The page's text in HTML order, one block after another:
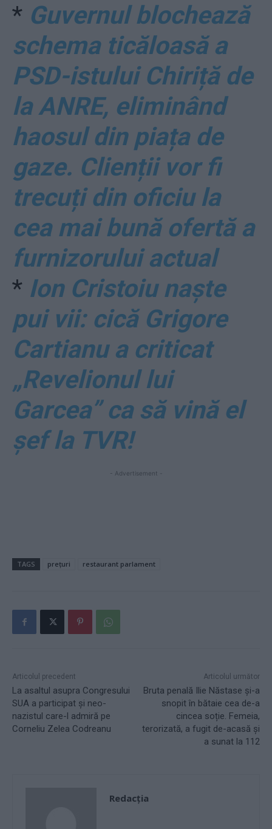
* Guvernul blochează
schema ticăloasă a
PSD-istului Chiriță de
la ANRE, eliminând
haosul din piața de
gaze. Clienții vor fi
trecuți din oficiu la
cea mai bună ofertă a
furnizorului actual
* Ion Cristoiu naște
pui vii: cică Grigore
Cartianu a criticat
„Revelionul lui
Garcea” ca să vină el
șef la TVR!
- Advertisement -
TAGS prețuri restaurant parlament
Articolul precedent
La asaltul asupra Congresului
SUA a participat și neo-
nazistul care-l admiră pe
Corneliu Zelea Codreanu
Articolul următor
Bruta penală Ilie Năstase și-a
snopit în bătaie cea de-a
cincea soție. Femeia,
terorizată, a fugit de-acasă și
a sunat la 112
Redacţia